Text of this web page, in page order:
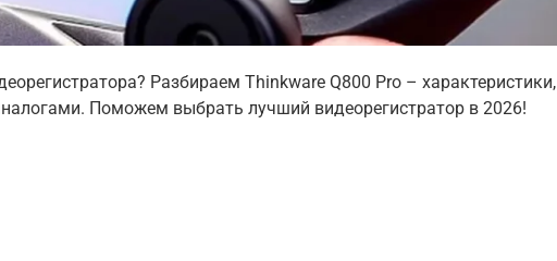
Разбираем Thinkware Q800 Pro – характеристики,
Поможем выбрать лучший видеорегистратор в 2026!